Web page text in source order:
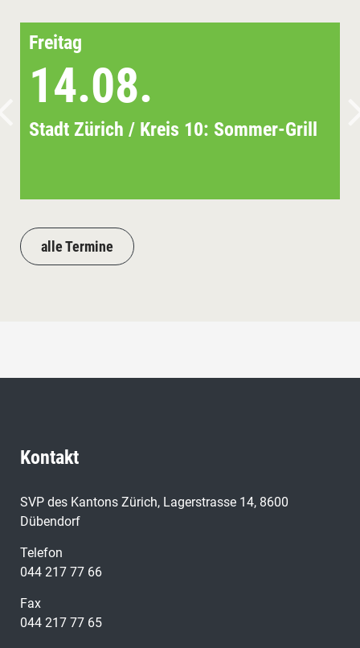
Freitag
14.08.
Stadt Zürich / Kreis 10: Sommer-Grill
alle Termine
Kontakt
SVP des Kantons Zürich, Lagerstrasse 14, 8600
Dübendorf
Telefon
044 217 77 66
Fax
044 217 77 65